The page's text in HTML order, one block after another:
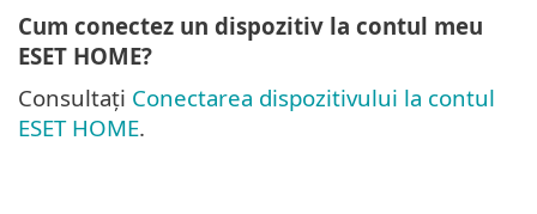
Cum conectez un dispozitiv la contul meu
ESET HOME?
Consultați Conectarea dispozitivului la contul
ESET HOME.